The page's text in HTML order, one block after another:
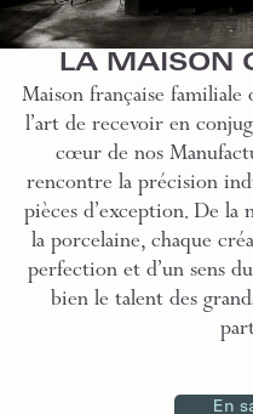
LA MAISON
Maison française familiale
l’art de recevoir en
cœur de nos
rencontre la précision
pièces d’exception. De la
la porcelaine, chaque
perfection et d’un sens
bien le talent des
En